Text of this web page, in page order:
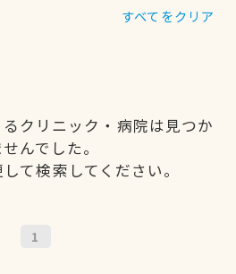
すべてをクリア
クリニック・病院は見つか
んでした。
て検索してください。
1